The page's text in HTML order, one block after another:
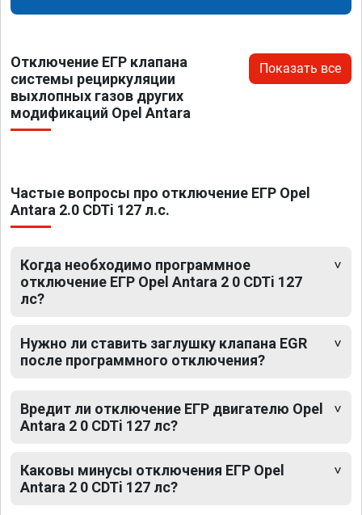
Отключение ЕГР клапана
системы рециркуляции
выхлопных газов других
модификаций Opel Antara
Показать все
Частые вопросы про отключение ЕГР Opel
Antara 2.0 CDTi 127 л.с.
Когда необходимо программное
отключение ЕГР Opel Antara 2 0 CDTi 127
лс?
Нужно ли ставить заглушку клапана EGR
после программного отключения?
Вредит ли отключение ЕГР двигателю Opel
Antara 2 0 CDTi 127 лс?
Каковы минусы отключения ЕГР Opel
Antara 2 0 CDTi 127 лс?